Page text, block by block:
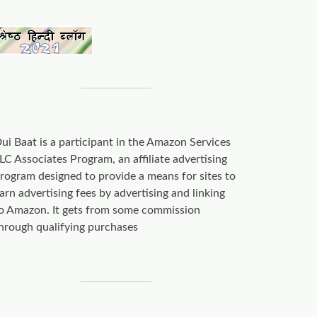
Baat is a participant in the Amazon Services
Associates Program, an affiliate advertising
designed to provide a means for sites to
advertising fees by advertising and linking
Amazon. It gets from some commission
qualifying purchases